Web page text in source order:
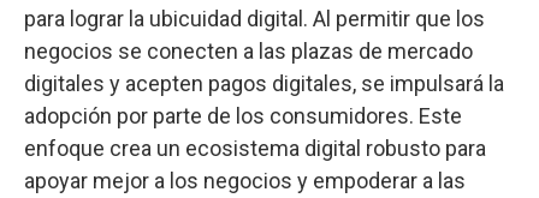
para lograr la ubicuidad digital. Al permitir que los
negocios se conecten a las plazas de mercado
digitales y acepten pagos digitales, se impulsará la
adopción por parte de los consumidores. Este
enfoque crea un ecosistema digital robusto para
apoyar mejor a los negocios y empoderar a las